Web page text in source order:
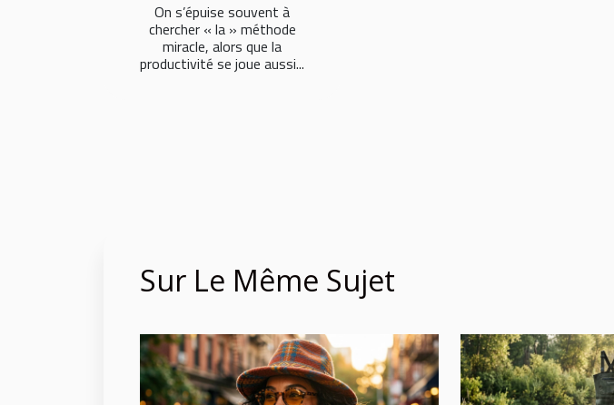
On s’épuise souvent à
chercher « la » méthode
miracle, alors que la
productivité se joue aussi...
Sur Le Même Sujet